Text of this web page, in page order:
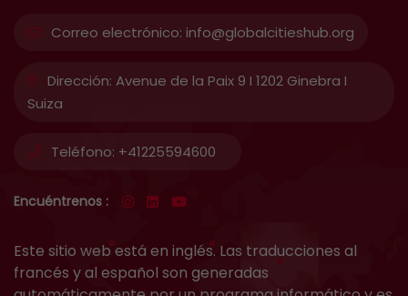
Correo electrónico: info@globalcitieshub.org
Dirección: Avenue de la Paix 9 I 1202 Ginebra I
Suiza
Teléfono: +41225594600
Encuéntrenos :
Este sitio web está en inglés. Las traducciones al
francés y al español son generadas